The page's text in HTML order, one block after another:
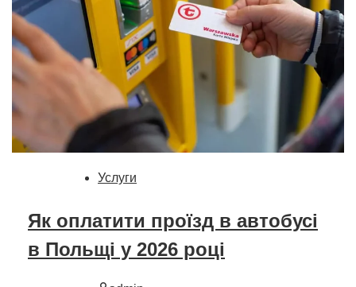
Услуги
Як оплатити проїзд в автобусі
в Польщі у 2026 році